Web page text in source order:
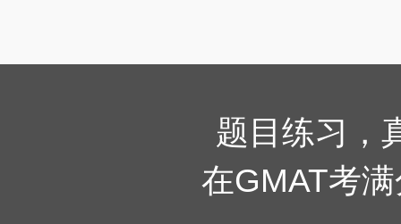
题目练习，
在GMAT考